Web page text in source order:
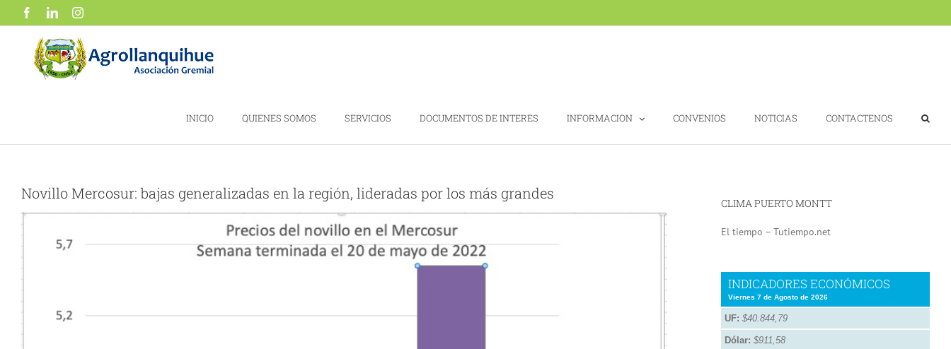
al
contenido
FacebookLinkedInInstagram
INICIO QUIENES SOMOS SERVICIOS DOCUMENTOS DE INTERES INFORMACION CONVENIOS NOTICIAS CONTACTENOS
Novillo Mercosur: bajas generalizadas en la región, lideradas por los más grandes
Ver
grande
CLIMA PUERTO MONTT
El tiempo – Tutiempo.net
INDICADORES ECONÓMICOS
Viernes 7 de Agosto de 2026
UF: $40.844,79
Dólar: $911,58